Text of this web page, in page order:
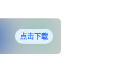
点击下载